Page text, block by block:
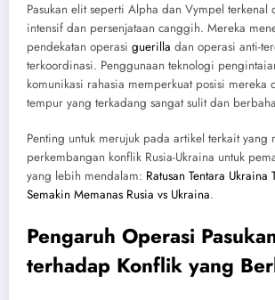
Pasukan elit seperti Alpha dan Vympel terkenal
intensif dan persenjataan canggih. Mereka
pendekatan operasi guerilla dan operasi anti-
terkoordinasi. Penggunaan teknologi
komunikasi rahasia memperkuat posisi mereka
tempur yang terkadang sangat sulit dan
Penting untuk merujuk pada artikel terkait yang
perkembangan konflik Rusia-Ukraina untuk
yang lebih mendalam: Ratusan Tentara Ukraina
Semakin Memanas Rusia vs Ukraina.
Pengaruh Operasi
terhadap Konflik yang